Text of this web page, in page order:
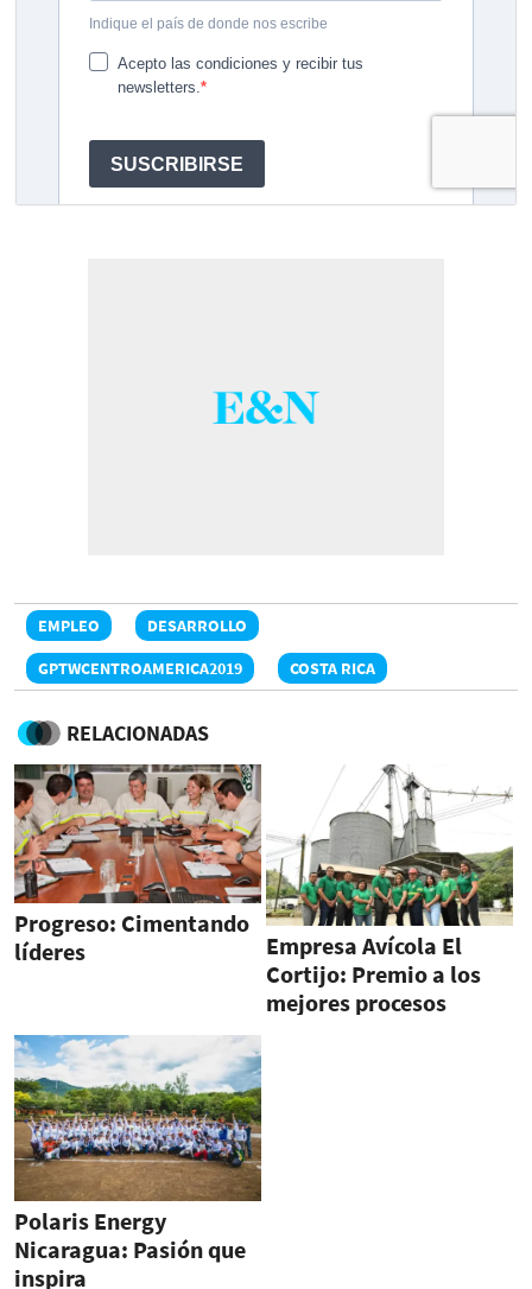
EMPLEO
DESARROLLO
GPTWCENTROAMERICA2019
COSTA RICA
RELACIONADAS
Progreso: Cimentando
líderes
Empresa Avícola El
Cortijo: Premio a los
mejores procesos
Polaris Energy
Nicaragua: Pasión que
inspira